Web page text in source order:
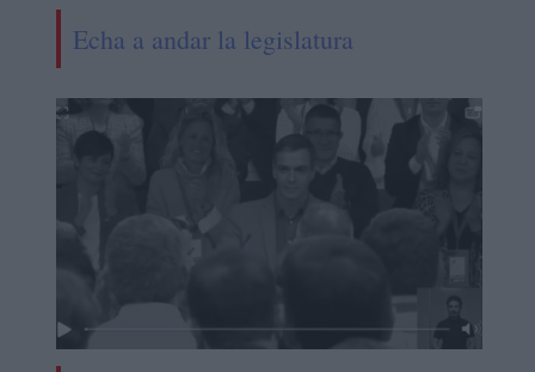
Echa a andar la legislatura